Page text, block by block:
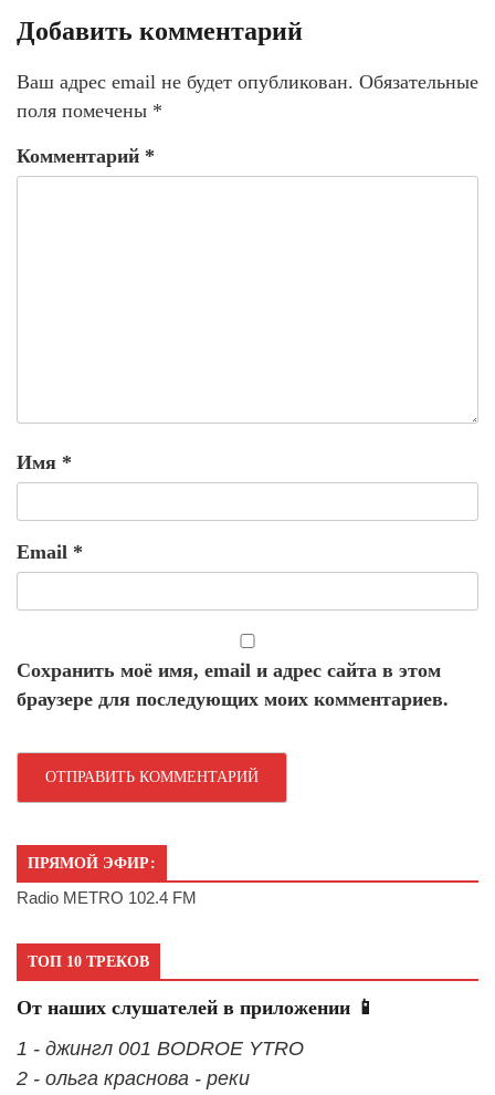
Добавить комментарий
Ваш адрес email не будет опубликован. Обязательные
поля помечены *
Комментарий *
Имя *
Email *
Сохранить моё имя, email и адрес сайта в этом
браузере для последующих моих комментариев.
ПРЯМОЙ ЭФИР:
Radio METRO 102.4 FM
ТОП 10 ТРЕКОВ
От наших слушателей в приложении 📱
1 - джингл 001 BODROE YTRO
2 - ольга краснова - реки